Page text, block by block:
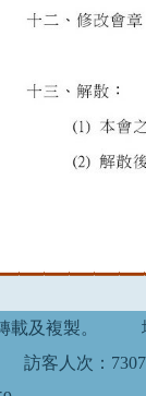
及複製。
訪客人次：